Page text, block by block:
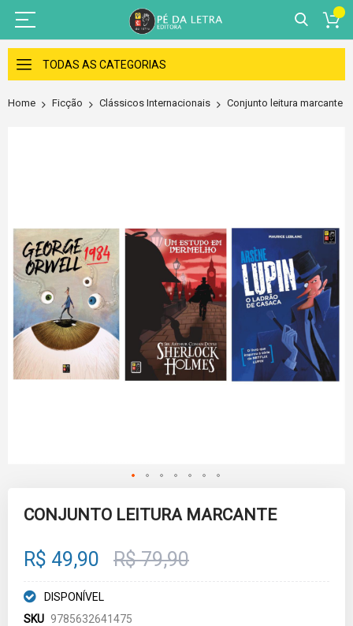
Skip
to
Content
TODAS AS CATEGORIAS
Home Ficção Clássicos Internacionais Conjunto leitura marcante
gallery
gallery
CONJUNTO LEITURA MARCANTE
R$ 49,90 R$ 79,90
DISPONÍVEL
SKU 9785632641475